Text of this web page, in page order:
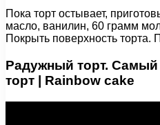
Пока торт остывает,
масло, ванилин, 60 грамм
Покрыть поверхность торта.
Радужный торт.
торт | Rainbow cake